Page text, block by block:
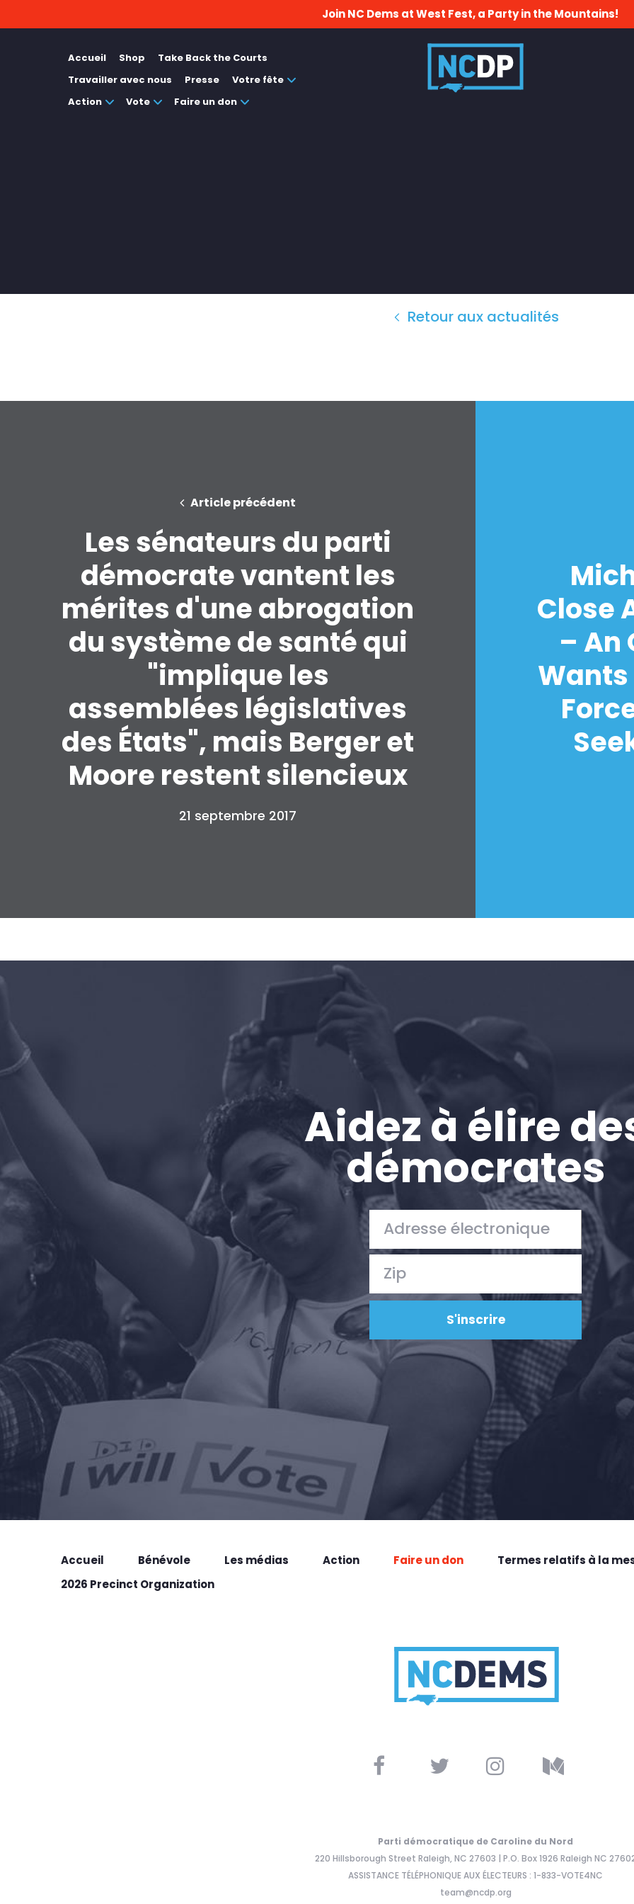
Shop
Take Back the Courts
Travailler avec nous
Action
Vote
Faire un don
Join NC Dems at West Fest, a Party in the Mountains!
Accueil Shop
Take Back the Courts
Travailler avec nous
Presse
Votre fête
Action
Vote Faire un don
Retour aux actualités
Article précédent
Les sénateurs du parti
démocrate vantent les
mérites d'une abrogation
du système de santé qui
"implique les
assemblées législatives
des États", mais Berger et
Moore restent silencieux
21 septembre 2017
Close
– An
Wants
Aidez à élire
démocrates
Accueil Bénévole Les médias Action Faire un don
Termes relatifs à la
2026 Precinct Organization
Parti démocratique de Caroline du Nord
220 Hillsborough Street Raleigh, NC 27603 | P.O. Box 1926 Raleigh NC
ASSISTANCE TÉLÉPHONIQUE AUX ÉLECTEURS : 1-833-VOTE4NC
team@ncdp.org